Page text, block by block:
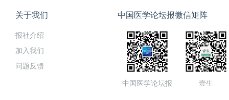
关于我们
报社介绍
加入我们
问题反馈
中国医学论坛报微信矩阵
中国医学论坛报 壹生